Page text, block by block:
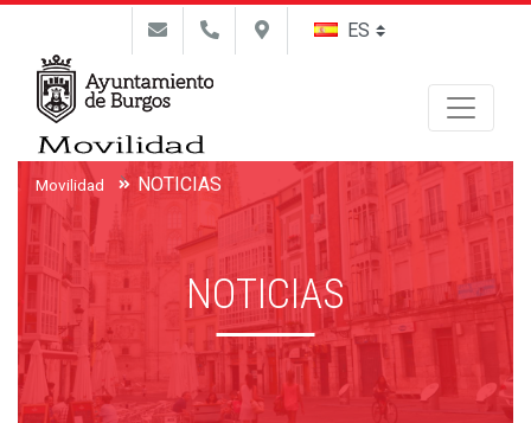
Movilidad NOTICIAS
NOTICIAS